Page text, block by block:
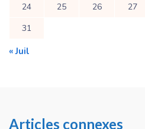
24
25 26 27
31
« Juil
Articles connexes